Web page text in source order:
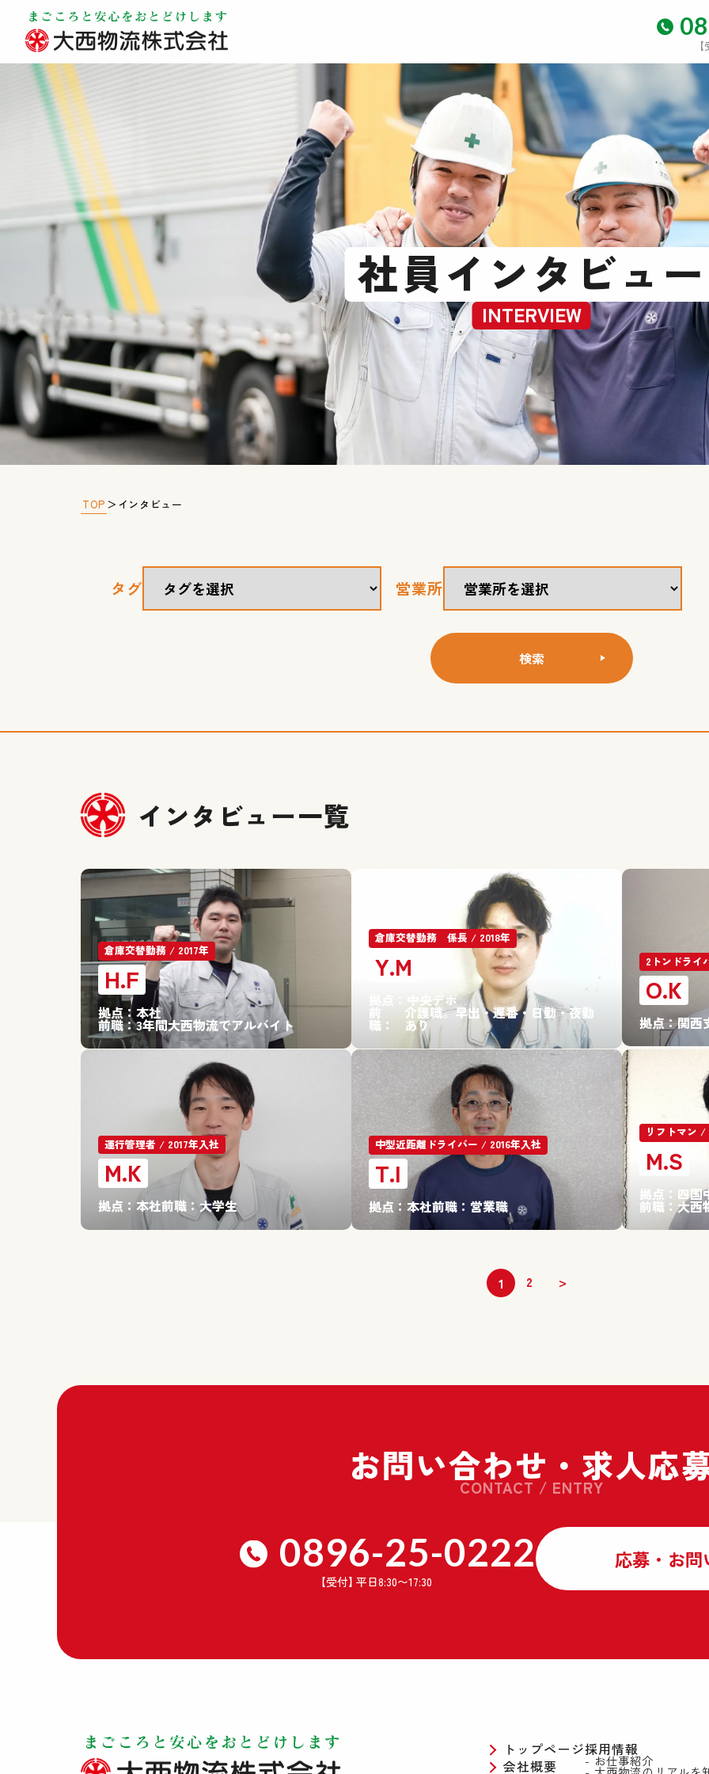
社員インタビュー
INTERVIEW
TOP ＞ インタビュー
タグ 営業所
検索
インタビュー一覧
倉庫交替勤務 / 2017年
H.F
拠点：本社
前職：3年間大西物流でアルバイト
倉庫交替勤務 係長 / 2018年
Y.M
中央デポ
前
職：
介護職。早出・遅番・日勤・夜勤
あり
2トンドライ
O.K
拠点：関西
運行管理者 / 2017年入社
M.K
拠点：本社前職：大学生
中型近距離ドライバー / 2016年入社
T.I
拠点：本社前職： 営業職
リフトマン /
M.S
拠点： 四国
前職：大西
1 2 >
お問い合わせ・ 求人応
CONTACT / ENTRY
0896-25-0222
【受付】 平日8:30〜17:30
応募・お
トップページ
会社概要
採用情報
お仕事紹介